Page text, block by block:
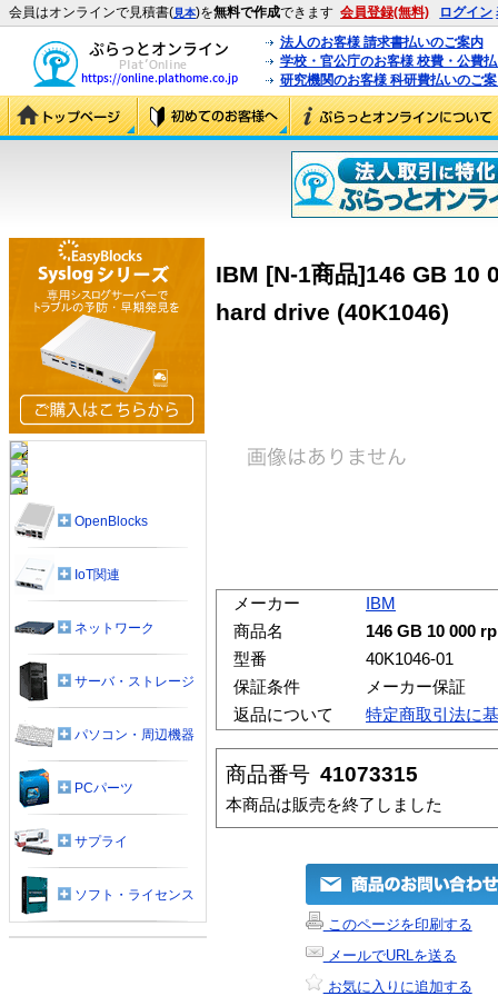
会員はオンラインで見積書(見本)を無料で作成できます 会員登録(無料) ログイン
法人のお客様 請求書払いのご案内
学校・官公庁のお客様 校費・公費
研究機関のお客様 科研費払いのご
IBM [N-1商品]146 GB 10
hard drive (40K1046)
メーカー
IBM
商品名
146 GB 10 000
型番
40K1046-01
保証条件
メーカー保証
返品について
特定商取引法に
商品番号 41073315
本商品は販売を終了しました
このページを印刷する
メールでURLを送る
お気に入りに追加する
OpenBlocks
IoT関連
ネットワーク
サーバ・ストレージ
パソコン・周辺機器
PCパーツ
サプライ
ソフト・ライセンス